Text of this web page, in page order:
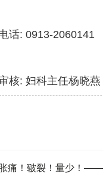
话: 0913-2060141
核: 妇科主任杨晓燕
痛！皲裂！量少！